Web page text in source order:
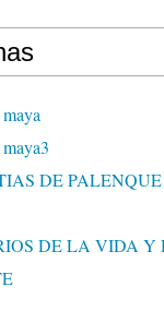
DE PALENQUE
DE LA VIDA Y